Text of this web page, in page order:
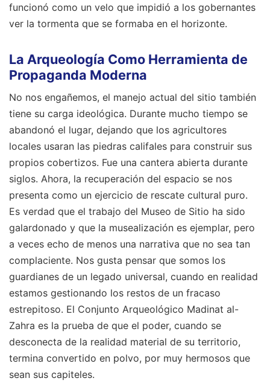
funcionó como un velo que impidió a los gobernantes
ver la tormenta que se formaba en el horizonte.
La Arqueología Como Herramienta de
Propaganda Moderna
No nos engañemos, el manejo actual del sitio también
tiene su carga ideológica. Durante mucho tiempo se
abandonó el lugar, dejando que los agricultores
locales usaran las piedras califales para construir sus
propios cobertizos. Fue una cantera abierta durante
siglos. Ahora, la recuperación del espacio se nos
presenta como un ejercicio de rescate cultural puro.
Es verdad que el trabajo del Museo de Sitio ha sido
galardonado y que la musealización es ejemplar, pero
a veces echo de menos una narrativa que no sea tan
complaciente. Nos gusta pensar que somos los
guardianes de un legado universal, cuando en realidad
estamos gestionando los restos de un fracaso
estrepitoso. El Conjunto Arqueológico Madinat al-
Zahra es la prueba de que el poder, cuando se
desconecta de la realidad material de su territorio,
termina convertido en polvo, por muy hermosos que
sean sus capiteles.